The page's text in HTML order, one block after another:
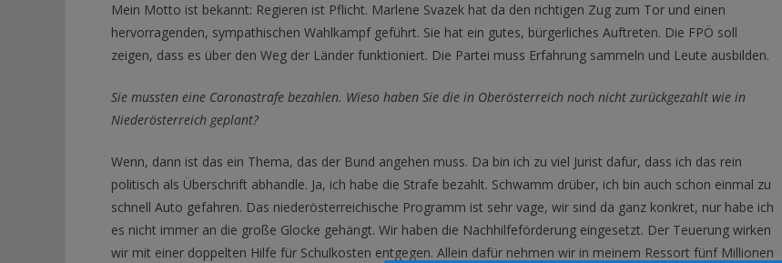
Mein Motto ist bekannt: Regieren ist Pflicht. Marlene Svazek hat da den richtigen Zug zum Tor und einen
hervorragenden, sympathischen Wahlkampf geführt. Sie hat ein gutes, bürgerliches Auftreten. Die FPÖ soll
zeigen, dass es über den Weg der Länder funktioniert. Die Partei muss Erfahrung sammeln und Leute ausbilden.
Sie mussten eine Coronastrafe bezahlen. Wieso haben Sie die in Oberösterreich noch nicht zurückgezahlt wie in
Niederösterreich geplant?
Wenn, dann ist das ein Thema, das der Bund angehen muss. Da bin ich zu viel Jurist dafür, dass ich das rein
politisch als Überschrift abhandle. Ja, ich habe die Strafe bezahlt. Schwamm drüber, ich bin auch schon einmal zu
schnell Auto gefahren. Das niederösterreichische Programm ist sehr vage, wir sind da ganz konkret, nur habe ich
es nicht immer an die große Glocke gehängt. Wir haben die Nachhilfeförderung eingesetzt. Der Teuerung wirken
wir mit einer doppelten Hilfe für Schulkosten entgegen. Allein dafür nehmen wir in meinem Ressort fünf Millionen